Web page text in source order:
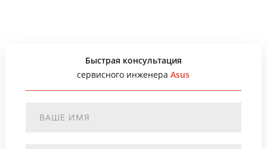
Быстрая консультация
сервисного инженераAsus